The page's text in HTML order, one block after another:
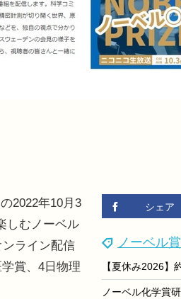
シェア
ノーベル賞
2022年10月3
しむノーベル
ライン配信
賞、4日物理